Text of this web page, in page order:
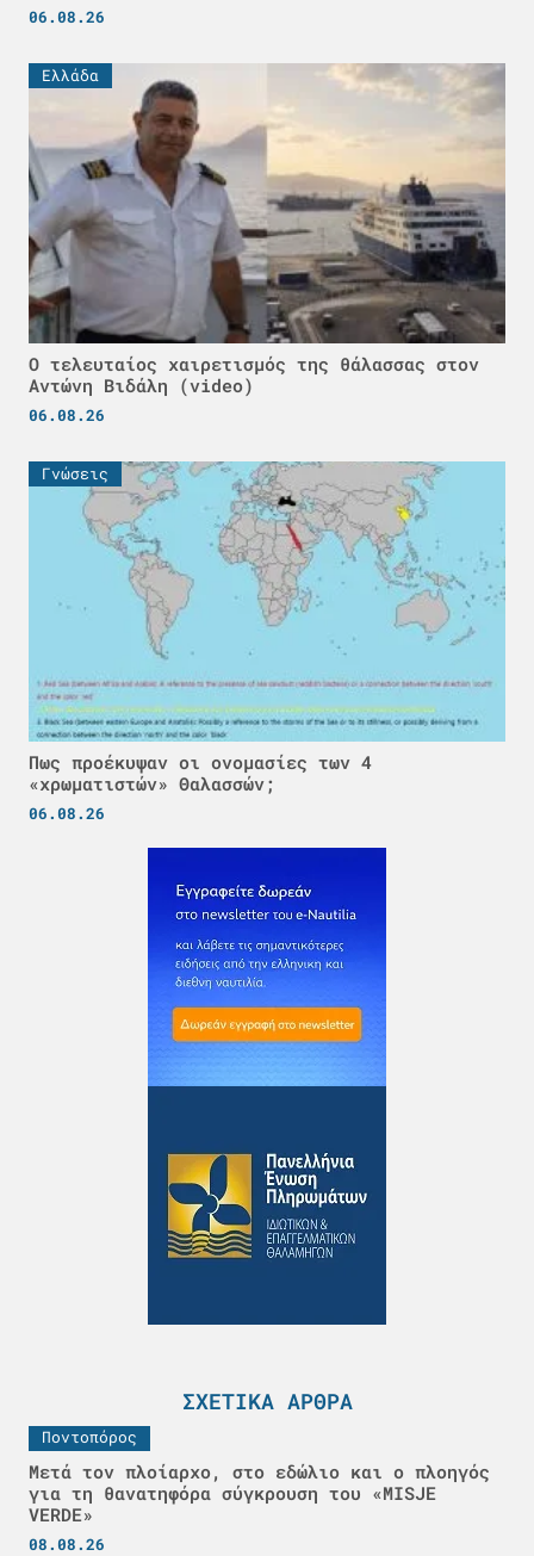
06.08.26
Ελλάδα
Ο τελευταίος χαιρετισμός της θάλασσας στον
Αντώνη Βιδάλη (video)
06.08.26
Γνώσεις
Πως προέκυψαν οι ονομασίες των 4
«χρωματιστών» Θαλασσών;
06.08.26
ΣΧΕΤΙΚΆ ΆΡΘΡΑ
Ποντοπόρος
Μετά τον πλοίαρχο, στο εδώλιο και ο πλοηγός
για τη θανατηφόρα σύγκρουση του «MISJE
VERDE»
08.08.26